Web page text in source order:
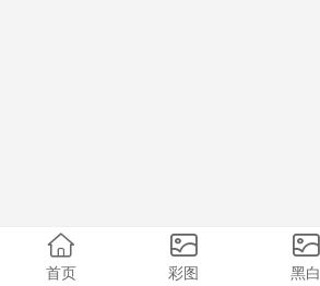
首页 彩图 黑白